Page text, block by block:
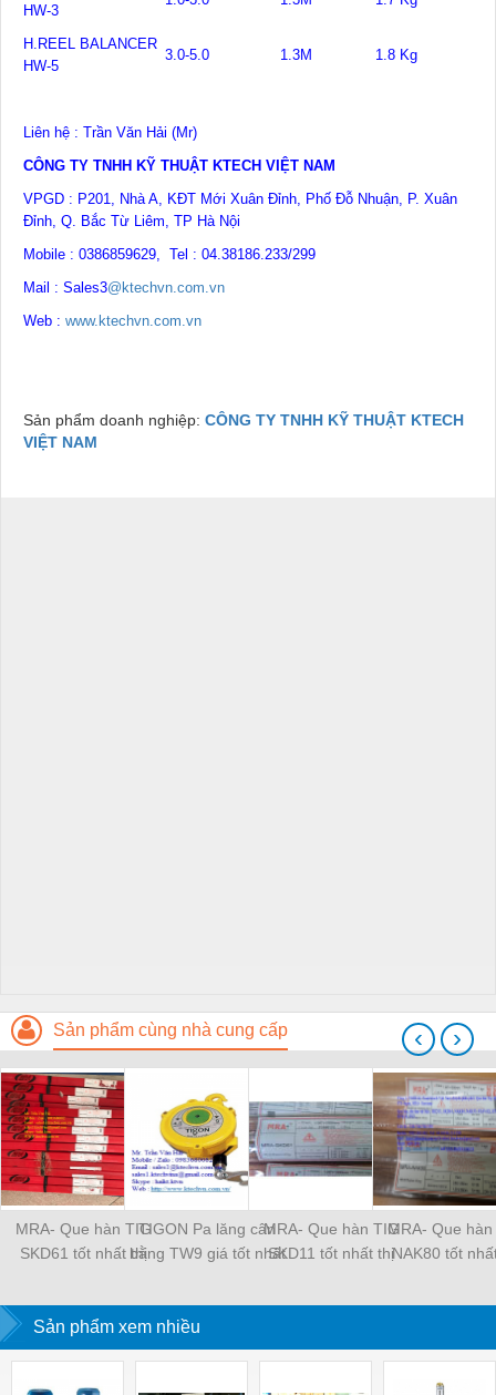
HW-3
H.REEL BALANCER
HW-5
3.0-5.0 1.3M 1.8 Kg
Liên hệ : Trần Văn Hải (Mr)
CÔNG TY TNHH KỸ THUẬT KTECH VIỆT NAM
VPGD : P201, Nhà A, KĐT Mới Xuân Đỉnh, Phố Đỗ Nhuận, P. Xuân
Đỉnh, Q. Bắc Từ Liêm, TP Hà Nội
Mobile : 0386859629, Tel : 04.38186.233/299
Mail : Sales3@ktechvn.com.vn
Web : www.ktechvn.com.vn
Sản phẩm doanh nghiệp: CÔNG TY TNHH KỸ THUẬT KTECH
VIỆT NAM
Sản phẩm cùng nhà cung cấp
MRA- Que hàn TIG
SKD61 tốt nhất thị
TIGON Pa lăng cân
bằng TW9 giá tốt nhất
MRA- Que hàn TIG
SKD11 tốt nhất thị
MRA- Que hàn
NAK80 tốt
‹ ›
Sản phẩm xem nhiều